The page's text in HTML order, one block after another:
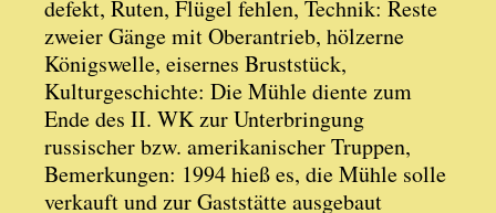
defekt, Ruten, Flügel fehlen, Technik: Reste
zweier Gänge mit Oberantrieb, hölzerne
Königswelle, eisernes Bruststück,
Kulturgeschichte: Die Mühle diente zum
Ende des II. WK zur Unterbringung
russischer bzw. amerikanischer Truppen,
Bemerkungen: 1994 hieß es, die Mühle solle
verkauft und zur Gaststätte ausgebaut